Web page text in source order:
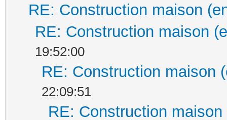
RE: Construction maison
RE: Construction maison
19:52:00
RE: Construction maison
22:09:51
RE: Construction